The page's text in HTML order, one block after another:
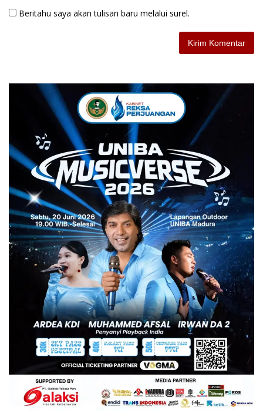
Beritahu saya akan tulisan baru melalui surel.